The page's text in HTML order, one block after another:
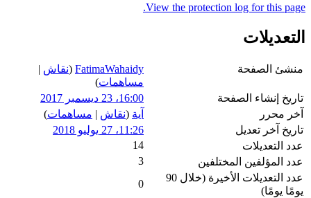
View the protection log for this page.
التعديلات
منشئ الصفحة FatimaWahaidy
(نقاش |
مساهمات)
تاريخ إنشاء الصفحة
16:00، 23 ديسمبر 2017
آخر محرر
آية (نقاش | مساهمات)
تاريخ آخر تعديل
11:26، 27 يوليو 2018
عدد التعديلات
14
عدد المؤلفين المختلفين
3
عدد التعديلات الأخيرة (خلال 90
يومًا يومًا)
0